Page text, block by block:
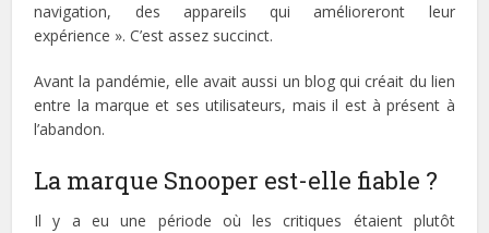
navigation, des appareils qui amélioreront leur
expérience ». C’est assez succinct.
Avant la pandémie, elle avait aussi un blog qui créait du lien
entre la marque et ses utilisateurs, mais il est à présent à
l’abandon.
La marque Snooper est-elle fiable ?
Il y a eu une période où les critiques étaient plutôt